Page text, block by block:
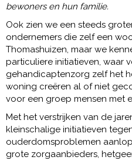
bewoners en hun familie.
Ook zien we een steeds
ondernemers die zelf een
Thomashuizen, maar we
particuliere initiatieven, waar
gehandicaptenzorg zelf het
woning creëren al of niet
voor een groep mensen met
Met het verstrijken van de
kleinschalige initiatieven
ouderdomsproblemen
grote zorgaanbieders,